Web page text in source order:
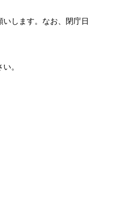
します。なお、閉庁日
。